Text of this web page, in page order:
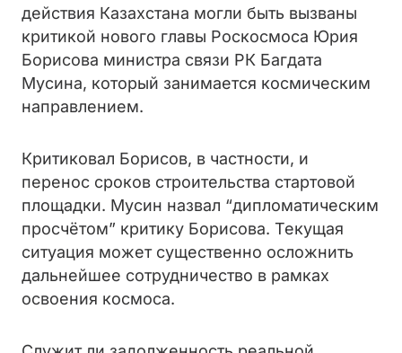
действия Казахстана могли быть вызваны
критикой нового главы Роскосмоса Юрия
Борисова министра связи РК Багдата
Мусина, который занимается космическим
направлением.
Критиковал Борисов, в частности, и
перенос сроков строительства стартовой
площадки. Мусин назвал “дипломатическим
просчётом” критику Борисова. Текущая
ситуация может существенно осложнить
дальнейшее сотрудничество в рамках
освоения космоса.